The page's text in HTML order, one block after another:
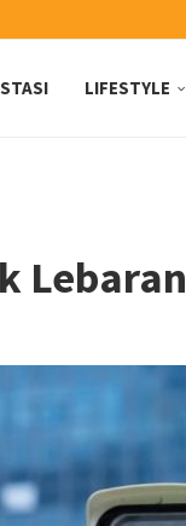
LIFESTYLE
Lebaran